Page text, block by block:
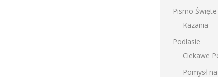
Pismo Święte
Kazania
Podlasie
Ciekawe
Pomysł